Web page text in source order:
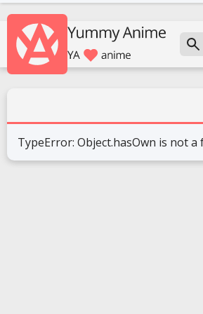
TypeError: Object.hasOwn is not a